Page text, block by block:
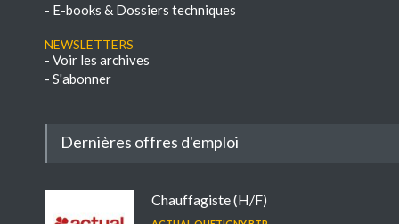
- E-books & Dossiers techniques
NEWSLETTERS
- Voir les archives
- S'abonner
Dernières offres d'emploi
Chauffagiste (H/F)